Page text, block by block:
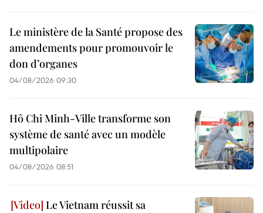
Le ministère de la Santé propose des
amendements pour promouvoir le
don d’organes
04/08/2026 09:30
Hô Chi Minh-Ville transforme son
système de santé avec un modèle
multipolaire
04/08/2026 08:51
Le Vietnam réussit sa